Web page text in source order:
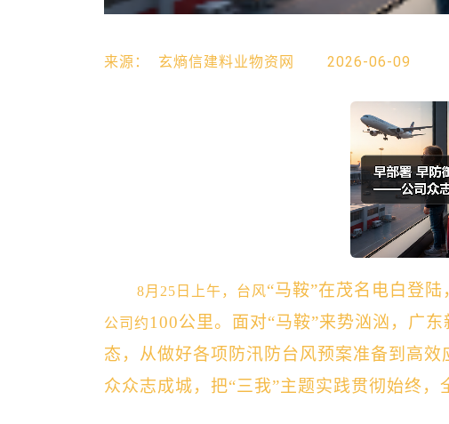
来源： 玄熵信建料业物资网 2026-06-09
8月25日上午， 台风“马鞍”在茂名电白登
公司约100公里。面对“马鞍”来势汹汹，广
态，从做好各项防汛防台风预案准备到高
众众志成城，把“三我”主题实践贯彻始终，